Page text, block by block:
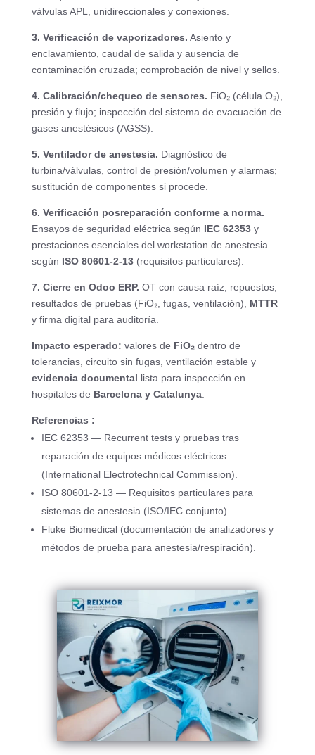
válvulas APL, unidireccionales y conexiones.
3. Verificación de vaporizadores. Asiento y
enclavamiento, caudal de salida y ausencia de
contaminación cruzada; comprobación de nivel y sellos.
4. Calibración/chequeo de sensores. FiO₂ (célula O₂),
presión y flujo; inspección del sistema de evacuación de
gases anestésicos (AGSS).
5. Ventilador de anestesia. Diagnóstico de
turbina/válvulas, control de presión/volumen y alarmas;
sustitución de componentes si procede.
6. Verificación posreparación conforme a norma.
Ensayos de seguridad eléctrica según IEC 62353y
prestaciones esenciales del workstation de anestesia
según ISO 80601-2-13(requisitos particulares).
7. Cierre en Odoo ERP. OT con causa raíz, repuestos,
resultados de pruebas (FiO₂, fugas, ventilación), MTTR
y firma digital para auditoría.
Impacto esperado: valores de FiO₂dentro de
tolerancias, circuito sin fugas, ventilación estable y
evidencia documental lista para inspección en
hospitales de Barcelona y Catalunya.
Referencias :
IEC 62353 — Recurrent tests y pruebas tras
reparación de equipos médicos eléctricos
(International Electrotechnical Commission).
ISO 80601-2-13 — Requisitos particulares para
sistemas de anestesia (ISO/IEC conjunto).
Fluke Biomedical (documentación de analizadores y
métodos de prueba para anestesia/respiración).